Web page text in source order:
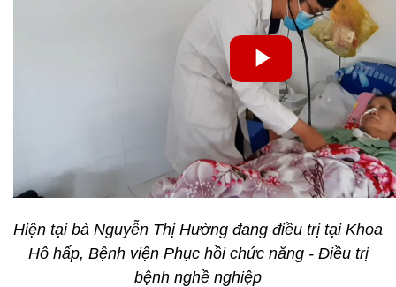
Hiện tại bà Nguyễn Thị Hường đang điều trị tại Khoa
Hô hấp, Bệnh viện Phục hồi chức năng - Điều trị
bệnh nghề nghiệp